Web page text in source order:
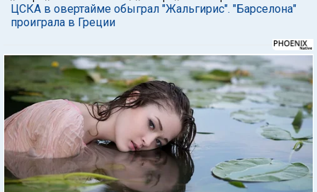
ЦСКА в овертайме обыграл "Жальгирис". "Барселона"
проиграла в Греции